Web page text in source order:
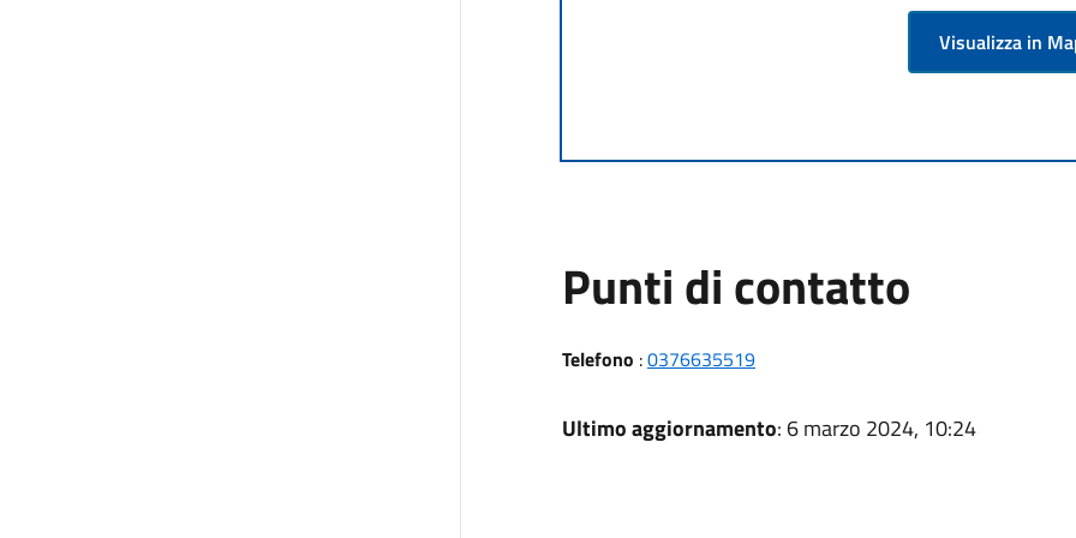
Visualizza in
Punti di contatto
Telefono :0376635519
Ultimo aggiornamento: 6 marzo 2024, 10:24